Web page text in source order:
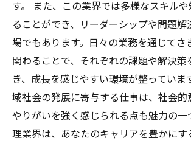
す。 また、この業界では多様なスキル
ることができ、リーダーシップや問題解
場でもあります。日々の業務を通じてさ
関わることで、それぞれの課題や解決策
き、成長を感じやすい環境が整っていま
域社会の発展に寄与する仕事は、社会的
やりがいを強く感じられる点も魅力の一
理業界は、あなたのキャリアを豊かにす